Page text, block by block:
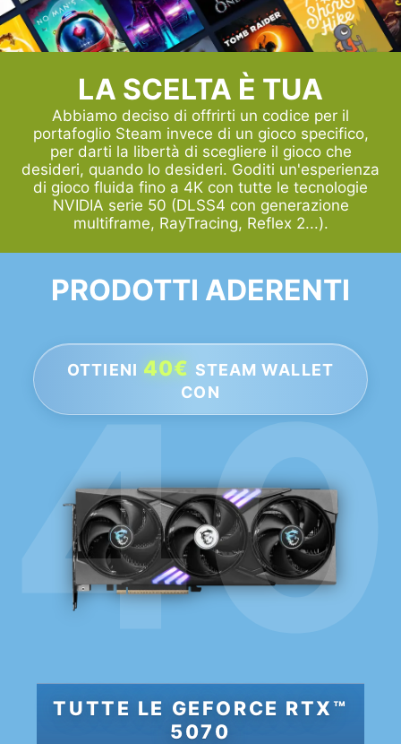
LA SCELTA È TUA
Abbiamo deciso di offrirti un codice per il
portafoglio Steam invece di un gioco specifico,
per darti la libertà di scegliere il gioco che
desideri, quando lo desideri. Goditi un'esperienza
di gioco fluida fino a 4K con tutte le tecnologie
NVIDIA serie 50 (DLSS4 con generazione
multiframe, RayTracing, Reflex 2...).
PRODOTTI ADERENTI
OTTIENI 40€ STEAM WALLET
CON
TUTTE LE GEFORCE RTX™
5070